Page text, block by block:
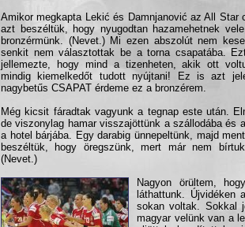
Amikor megkapta Lekić és Damnjanović az All Star
azt beszéltük, hogy nyugodtan hazamehetnek
bronzérmünk. (Nevet.) Mi ezen abszolút nem
senkit nem választottak be a torna csapatába.
jellemezte, hogy mind a tizenheten, akik ott
mindig kiemelkedőt tudott nyújtani! Ez is azt
nagybetűs CSAPAT érdeme ez a bronzérem.
Még kicsit fáradtak vagyunk a tegnap este után.
de viszonylag hamar visszajöttünk a szállodába és
a hotel bárjába. Egy darabig ünnepeltünk, majd
beszéltük, hogy öregszünk, mert már nem
(Nevet.)
Nagyon örültem,
láthattunk. Újvidéken
sokan voltak. Sokkal
magyar velünk van a